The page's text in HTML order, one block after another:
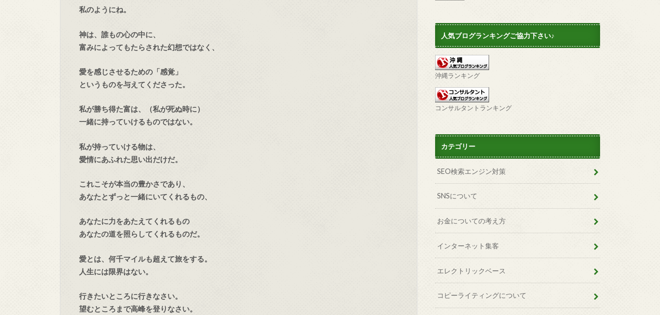
私のようにね。
神は、誰もの心の中に、
富みによってもたらされた幻想ではなく、
愛を感じさせるための「感覚」
というものを与えてくださった。
私が勝ち得た富は、（私が死ぬ時に）
一緒に持っていけるものではない。
私が持っていける物は、
愛情にあふれた思い出だけだ。
これこそが本当の豊かさであり、
あなたとずっと一緒にいてくれるもの、
あなたに力をあたえてくれるもの
あなたの道を照らしてくれるものだ。
愛とは、何千マイルも超えて旅をする。
人生には限界はない。
行きたいところに行きなさい。
望むところまで高峰を登りなさい。
人気ブログランキングご協力下さい♪
沖縄ランキング
コンサルタントランキング
カテゴリー
SEO検索エンジン対策
SNSについて
お金についての考え方
インターネット集客
エレクトリックベース
コピーライティングについて